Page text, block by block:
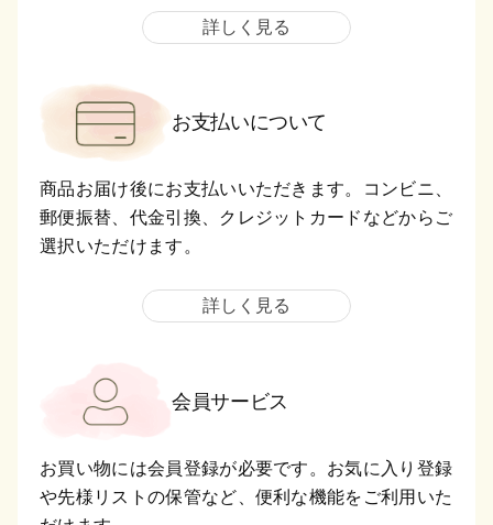
詳しく見る
お支払いについて
商品お届け後にお支払いいただきます。コンビニ、
郵便振替、代金引換、クレジットカードなどからご
選択いただけます。
詳しく見る
会員サービス
お買い物には会員登録が必要です。お気に入り登録
や先様リストの保管など、便利な機能をご利用いた